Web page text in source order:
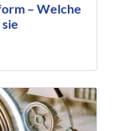
– Welche